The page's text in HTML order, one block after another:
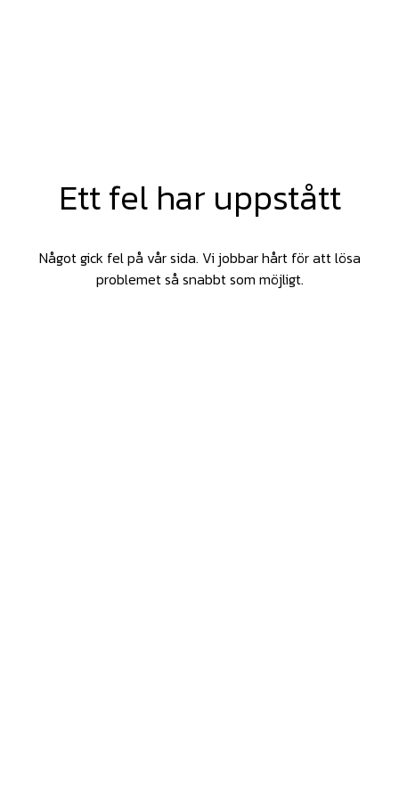
Ett fel har uppstått
Något gick fel på vår sida. Vi jobbar hårt för att lösa
problemet så snabbt som möjligt.